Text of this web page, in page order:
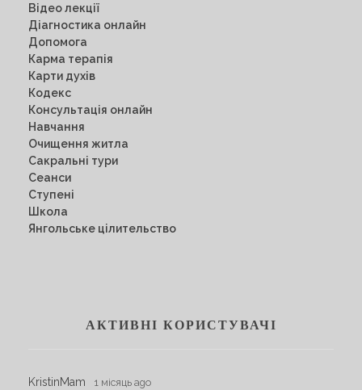
Відео лекції
Діагностика онлайн
Допомога
Карма терапія
Карти духів
Кодекс
Консультація онлайн
Навчання
Очищення житла
Сакральні тури
Сеанси
Ступені
Школа
Янгольське цілительство
АКТИВНІ КОРИСТУВАЧІ
KristinMam 1 місяць ago